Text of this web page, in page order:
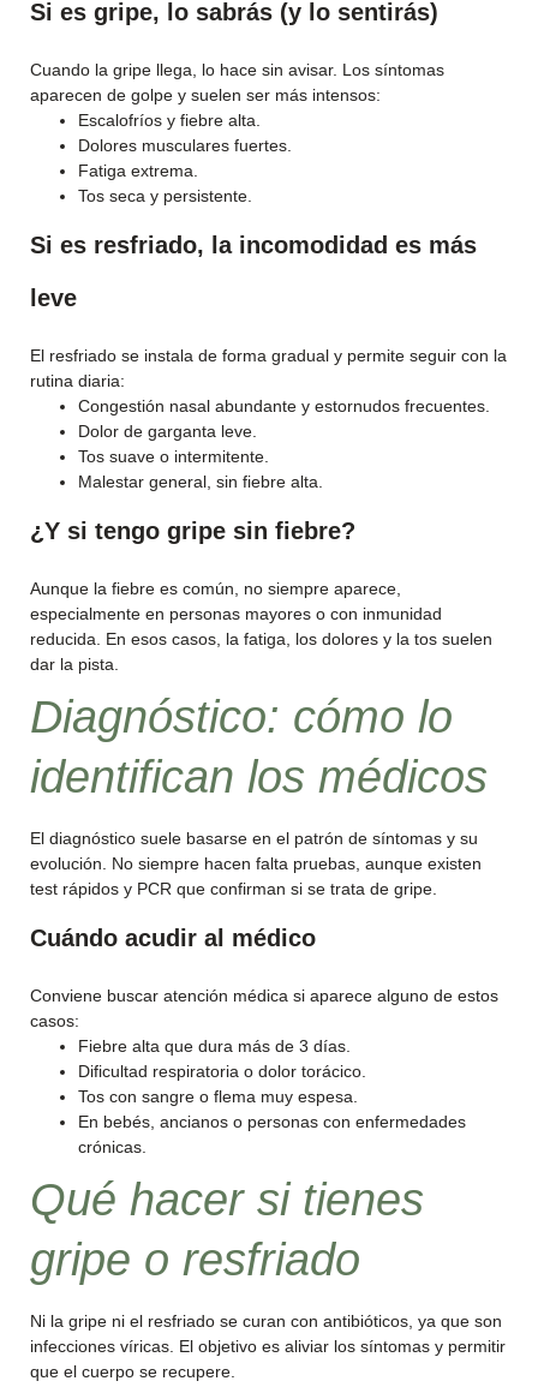
Si es gripe, lo sabrás (y lo sentirás)
Cuando la gripe llega, lo hace sin avisar. Los síntomas
aparecen de golpe y suelen ser más intensos:
Escalofríos y fiebre alta.
Dolores musculares fuertes.
Fatiga extrema.
Tos seca y persistente.
Si es resfriado, la incomodidad es más
leve
El resfriado se instala de forma gradual y permite seguir con la
rutina diaria:
Congestión nasal abundante y estornudos frecuentes.
Dolor de garganta leve.
Tos suave o intermitente.
Malestar general, sin fiebre alta.
¿Y si tengo gripe sin fiebre?
Aunque la fiebre es común, no siempre aparece,
especialmente en personas mayores o con inmunidad
reducida. En esos casos, la fatiga, los dolores y la tos suelen
dar la pista.
Diagnóstico: cómo lo
identifican los médicos
El diagnóstico suele basarse en el patrón de síntomas y su
evolución. No siempre hacen falta pruebas, aunque existen
test rápidos y PCR que confirman si se trata de gripe.
Cuándo acudir al médico
Conviene buscar atención médica si aparece alguno de estos
casos:
Fiebre alta que dura más de 3 días.
Dificultad respiratoria o dolor torácico.
Tos con sangre o flema muy espesa.
En bebés, ancianos o personas con enfermedades
crónicas.
Qué hacer si tienes
gripe o resfriado
Ni la gripe ni el resfriado se curan con antibióticos, ya que son
infecciones víricas. El objetivo es aliviar los síntomas y permitir
que el cuerpo se recupere.